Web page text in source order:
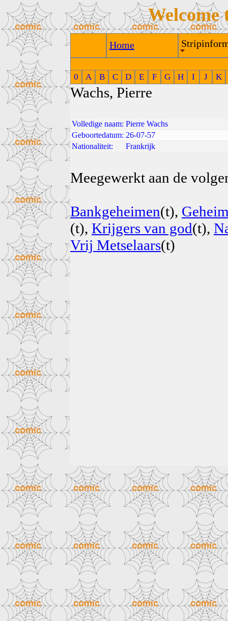
Welcome
Home
0 A B C D E F G H I J K
Wachs, Pierre
Volledige naam: Pierre Wachs
Geboortedatum: 26-07-57
Nationaliteit:
Frankrijk
Meegewerkt aan de
Bankgeheimen(t),
(t), Krijgers van god(t),
Vrij Metselaars(t)